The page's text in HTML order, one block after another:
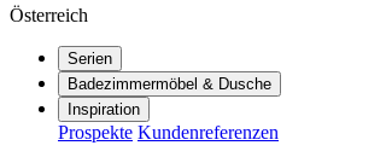
Österreich
Serien
Badezimmermöbel & Dusche
Inspiration
Prospekte Kundenreferenzen